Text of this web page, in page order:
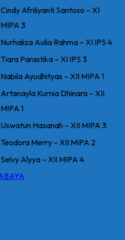
Cindy Afriliyanti Santoso – XI
MIPA 3
Nurhaliza Aulia Rahma – XI IPS 4
Tiara Parastika – XI IPS 3
Nabila Ayudhityas – XII MIPA 1
Artanayla Kurnia Dhinara – XII
MIPA 1
Uswatun Hasanah – XII MIPA 3
Teodora Merry – XII MIPA 2
Selvy Alyya – XII MIPA 4